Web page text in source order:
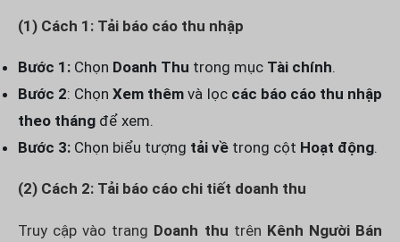
(1) Cách 1: Tải báo cáo thu nhập
Bước 1: Chọn Doanh Thu trong mục Tài chính.
Bước 2: ChọnXem thêm và lọc các báo cáo thu nhập
theo tháng để xem.
Bước 3: Chọn biểu tượng tải về trong cột Hoạt động.
(2) Cách 2: Tải báo cáo chi tiết doanh thu
Truy cập vào trang Doanh thu trên Kênh Người Bán